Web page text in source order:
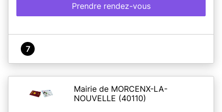
Prendre rendez-vous
7
Mairie de MORCENX-LA-
NOUVELLE (40110)